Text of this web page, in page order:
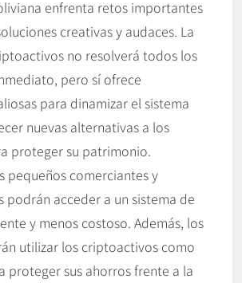
enfrenta retos importantes
creativas y audaces. La
no resolverá todos los
pero sí ofrece
para dinamizar el sistema
nuevas alternativas a los
proteger su patrimonio.
pequeños comerciantes y
podrán acceder a un sistema de
y menos costoso. Además, los
utilizar los criptoactivos como
proteger sus ahorros frente a la